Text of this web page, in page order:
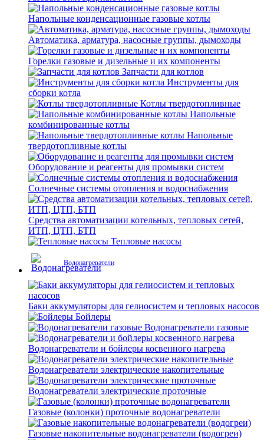
Напольные конденсационные газовые котлы
Автоматика, арматура, насосные группы, дымоходы
Горелки газовые и дизельные и их компоненты
Запчасти для котлов
Инструменты для
сборки котла
Котлы твердотопливные
Напольные
комбинированные котлы
Напольные
твердотопливные котлы
Оборудование и реагенты для промывки систем
Солнечные системы отопления и водоснабжения
Средства автоматизации котельных, тепловых сетей,
ИТП, ЦТП, БТП
Тепловые насосы
Водонагреватели
Баки аккумуляторы для гелиосистем и тепловых насосов
Бойлеры
Водонагреватели газовые
Водонагреватели и бойлеры косвенного нагрева
Водонагреватели электрические накопительные
Водонагреватели электрические проточные
Газовые (колонки) проточные водонагреватели
Газовые накопительные водонагреватели (водогреи)